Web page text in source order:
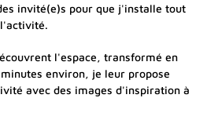
invité(e)s pour que j'installe tout
l'espace, transformé en
environ, je leur propose
avec des images d'inspiration à